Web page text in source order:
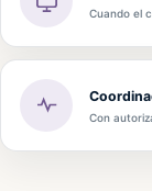
Cuando el
Con